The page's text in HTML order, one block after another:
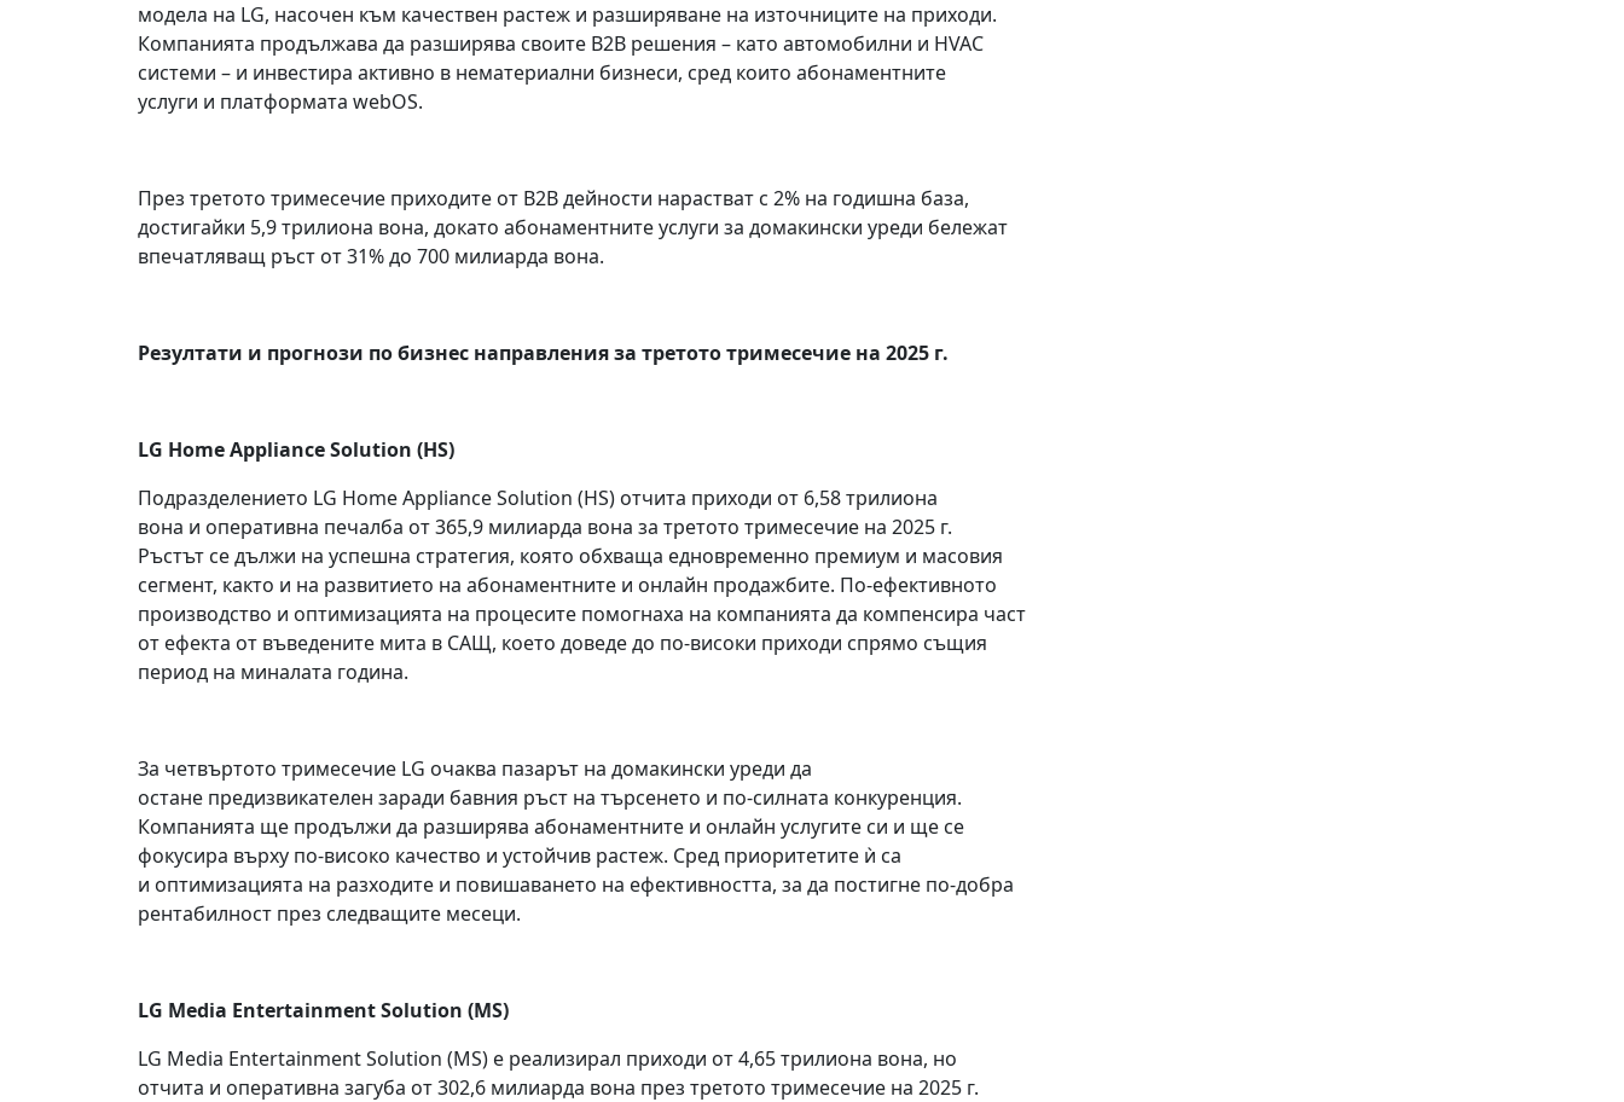
модела на LG, насочен към качествен растеж и разширяване на източниците на приходи.
Компанията продължава да разширява своите B2B решения – като автомобилни и HVAC
системи – и инвестира активно в нематериални бизнеси, сред които абонаментните
услуги и платформата webOS.
През третото тримесечие приходите от B2B дейности нарастват с 2% на годишна база,
достигайки 5,9 трилиона вона, докато абонаментните услуги за домакински уреди бележат
впечатляващ ръст от 31% до 700 милиарда вона.
Резултати и прогнози по бизнес направления за третото тримесечие на 2025 г.
LG Home Appliance Solution (HS)
Подразделението LG Home Appliance Solution (HS) отчита приходи от 6,58 трилиона
вона и оперативна печалба от 365,9 милиарда вона за третото тримесечие на 2025 г.
Ръстът се дължи на успешна стратегия, която обхваща едновременно премиум и масовия
сегмент, както и на развитието на абонаментните и онлайн продажбите. По-ефективното
производство и оптимизацията на процесите помогнаха на компанията да компенсира част
от ефекта от въведените мита в САЩ, което доведе до по-високи приходи спрямо същия
период на миналата година.
За четвъртото тримесечие LG очаква пазарът на домакински уреди да
остане предизвикателен заради бавния ръст на търсенето и по-силната конкуренция.
Компанията ще продължи да разширява абонаментните и онлайн услугите си и ще се
фокусира върху по-високо качество и устойчив растеж. Сред приоритетите ѝ са
и оптимизацията на разходите и повишаването на ефективността, за да постигне по-добра
рентабилност през следващите месеци.
LG Media Entertainment Solution (MS)
LG Media Entertainment Solution (MS) е реализирал приходи от 4,65 трилиона вона, но
отчита и оперативна загуба от 302,6 милиарда вона през третото тримесечие на 2025 г.